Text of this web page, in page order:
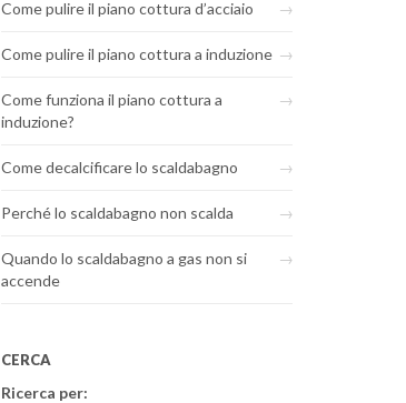
Come pulire il piano cottura d’acciaio
Come pulire il piano cottura a induzione
Come funziona il piano cottura a
induzione?
Come decalcificare lo scaldabagno
Perché lo scaldabagno non scalda
Quando lo scaldabagno a gas non si
accende
CERCA
Ricerca per: